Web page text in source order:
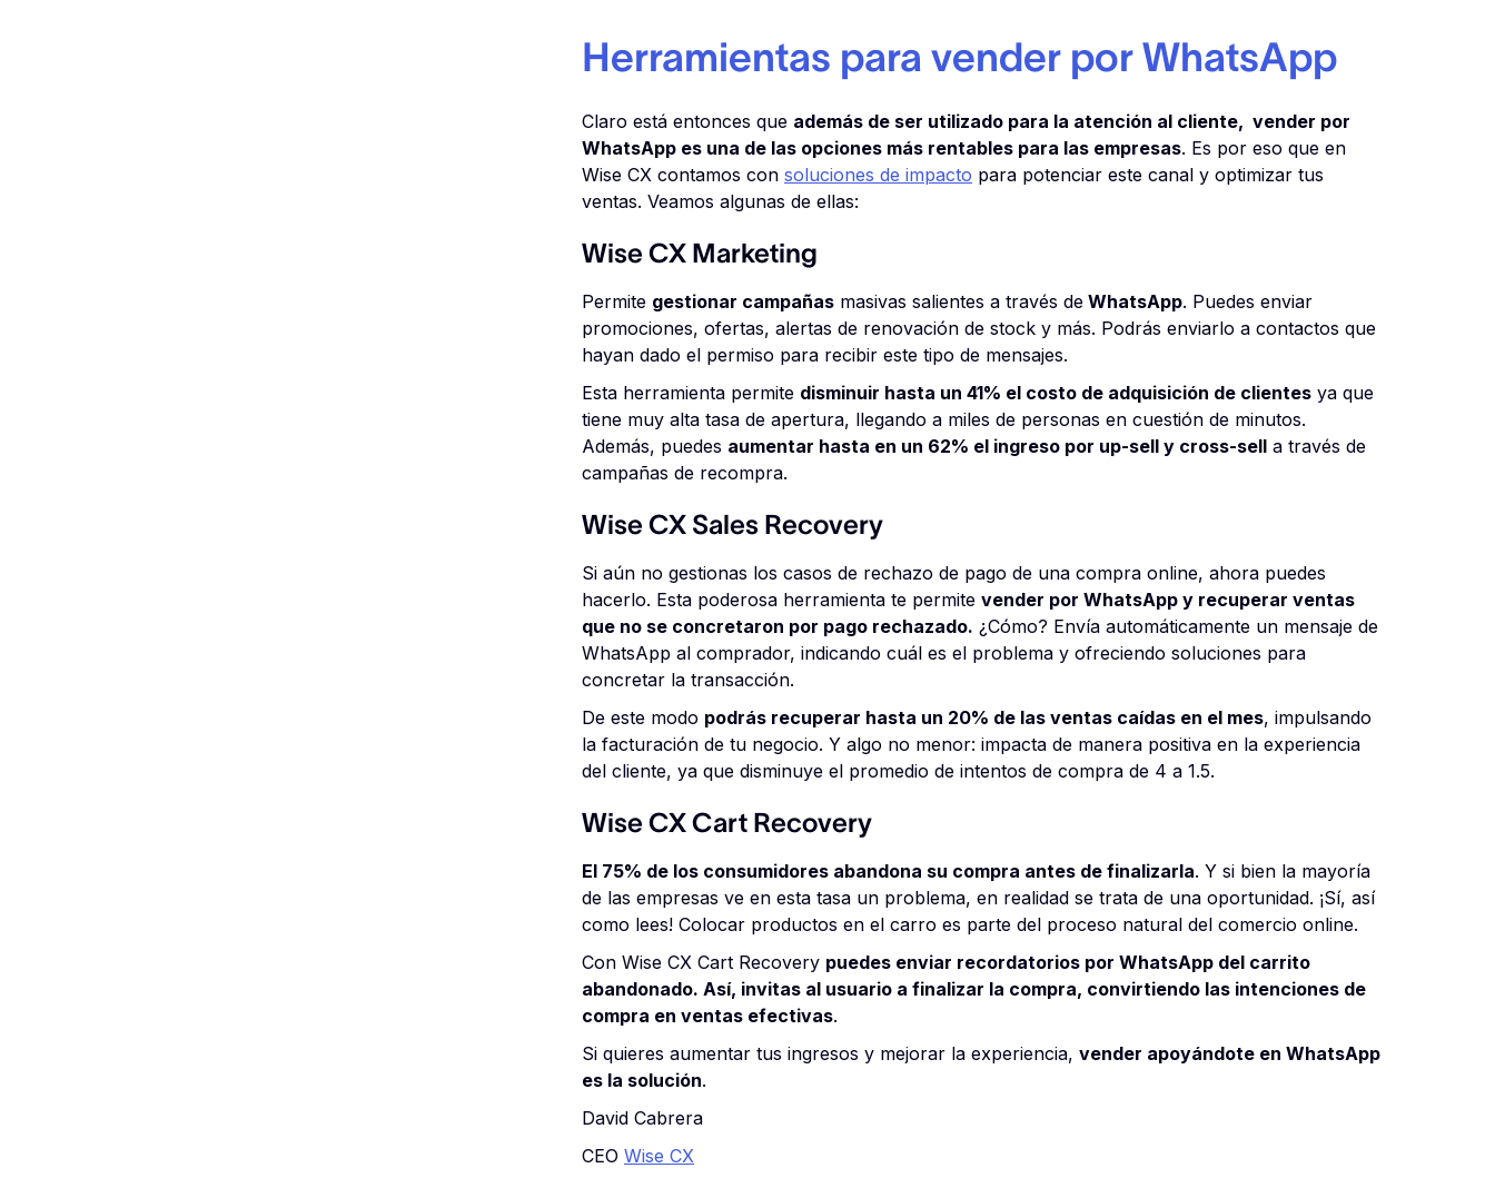
Herramientas para vender por WhatsApp
Claro está entonces que además de ser utilizado para la atención al cliente, vender por
WhatsApp es una de las opciones más rentables para las empresas. Es por eso que en
Wise CX contamos con soluciones de impacto para potenciar este canal y optimizar tus
ventas. Veamos algunas de ellas:
Wise CX Marketing
Permite gestionar campañas masivas salientes a través de WhatsApp. Puedes enviar
promociones, ofertas, alertas de renovación de stock y más. Podrás enviarlo a contactos que
hayan dado el permiso para recibir este tipo de mensajes.
Esta herramienta permite disminuir hasta un 41% el costo de adquisición de clientes ya que
tiene muy alta tasa de apertura, llegando a miles de personas en cuestión de minutos.
Además, puedes aumentar hasta en un 62% el ingreso por up-sell y cross-sell a través de
campañas de recompra.
Wise CX Sales Recovery
Si aún no gestionas los casos de rechazo de pago de una compra online, ahora puedes
hacerlo. Esta poderosa herramienta te permite vender por WhatsApp y recuperar ventas
que no se concretaron por pago rechazado. ¿Cómo? Envía automáticamente un mensaje de
WhatsApp al comprador, indicando cuál es el problema y ofreciendo soluciones para
concretar la transacción.
De este modo podrás recuperar hasta un 20% de las ventas caídas en el mes, impulsando
la facturación de tu negocio. Y algo no menor: impacta de manera positiva en la experiencia
del cliente, ya que disminuye el promedio de intentos de compra de 4 a 1.5.
Wise CX Cart Recovery
El 75% de los consumidores abandona su compra antes de finalizarla. Y si bien la mayoría
de las empresas ve en esta tasa un problema, en realidad se trata de una oportunidad. ¡Sí, así
como lees! Colocar productos en el carro es parte del proceso natural del comercio online.
Con Wise CX Cart Recovery puedes enviar recordatorios por WhatsApp del carrito
abandonado. Así, invitas al usuario a finalizar la compra, convirtiendo las intenciones de
compra en ventas efectivas.
Si quieres aumentar tus ingresos y mejorar la experiencia, vender apoyándote en WhatsApp
es la solución.
David Cabrera
CEO Wise CX